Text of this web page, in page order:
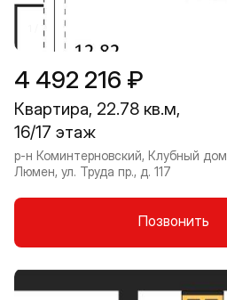
4 492 216 ₽
Квартира, 22.78 кв.м,
16/17 этаж
р-н Коминтерновский, Клубный дом
Люмен, ул. Труда пр., д. 117
Позвонить
1 / 7